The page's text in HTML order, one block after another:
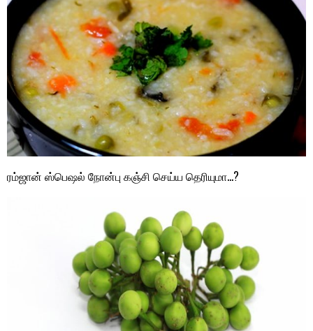
ரம்ஜான் ஸ்பெஷல் நோன்பு கஞ்சி செய்ய தெரியுமா…?